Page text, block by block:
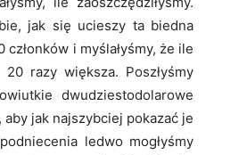
jak się ucieszy ta biedna
i myślałyśmy, że ile
razy większa. Poszłyśmy
dwudziestodolarowe
aby jak najszybciej pokazać je
ledwo mogłyśmy